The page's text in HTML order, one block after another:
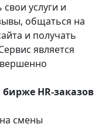
услуги и
общаться на
и получать
является
бирже HR-заказов
смены